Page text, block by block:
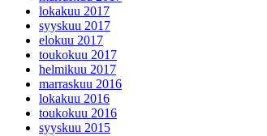
lokakuu 2017
syyskuu 2017
elokuu 2017
toukokuu 2017
helmikuu 2017
marraskuu 2016
lokakuu 2016
toukokuu 2016
syyskuu 2015